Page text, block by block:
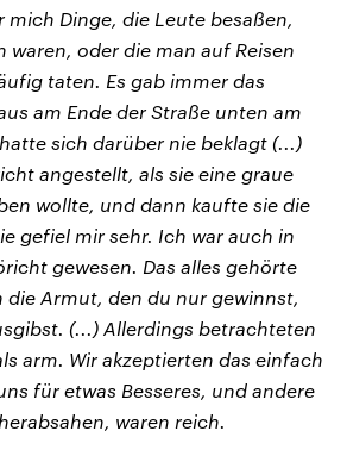
mich Dinge, die Leute besaßen,
waren, oder die man auf Reisen
taten. Es gab immer das
am Ende der Straße unten am
sich darüber nie beklagt (...)
angestellt, als sie eine graue
wollte, und dann kaufte sie die
gefiel mir sehr. Ich war auch in
gewesen. Das alles gehörte
die Armut, den du nur gewinnst,
(...) Allerdings betrachteten
arm. Wir akzeptierten das einfach
für etwas Besseres, und andere
waren reich.